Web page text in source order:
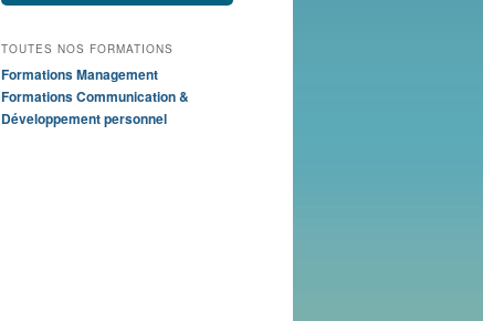
TOUTES NOS FORMATIONS
Formations Management
Formations Communication &
Développement personnel